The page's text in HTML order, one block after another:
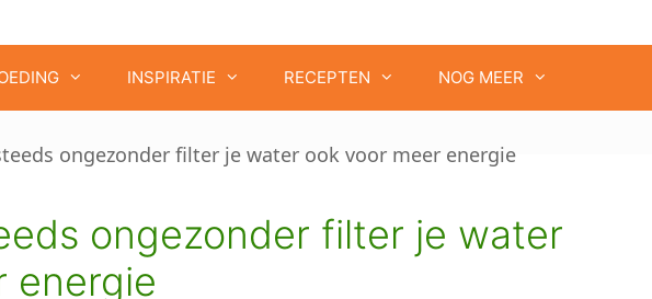
INSPIRATIE RECEPTEN NOG MEER
ongezonder filter je water
energie